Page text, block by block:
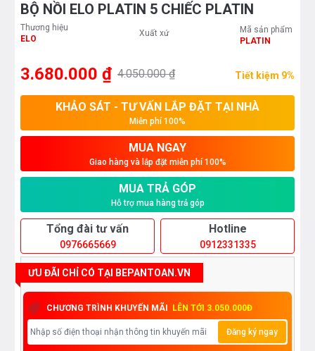
BỘ NỒI ELO PLATIN 5 CHIẾC PLATIN
Thương hiệu
ELO
Xuất xứ
Mã sản phẩm
PLATIN
3.680.000 ₫ 4.050.000 ₫ Tiết kiệm 9%
KHẢO SÁT - TƯ VẤN LẮP ĐẶT TẠI NHÀ
Miễn phí 100%
MUA NGAY
Giao hàng và lắp đặt miễn phí 100%
MUA TRẢ GÓP
Hỗ trợ mua hàng trả góp
Tổng đài tư vấn
0976665669
Hotline
0912331335
ƯU ĐÃI CHỈ CÓ TẠI BEPANTOAN.VN
CHƯƠNG TRÌNH KHUYẾN MÃI LÊN TỚI 3.050.000Đ
Đăng ký ngay